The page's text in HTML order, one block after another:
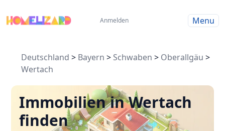
Anmelden Menu
Deutschland > Bayern > Schwaben > Oberallgäu >
Wertach
Immobilien in Wertach
finden